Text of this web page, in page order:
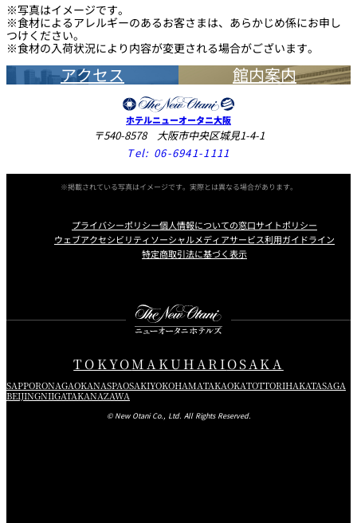
※写真はイメージです。
※食材によるアレルギーのあるお客さまは、あらかじめ係にお申し
つけください。
※食材の入荷状況により内容が変更される場合がございます。
アクセス 館内案内
ホテルニューオータニ大阪
〒540-8578 大阪市中央区城見1-4-1
Tel: 06-6941-1111
※掲載されている写真はイメージです。実際とは異なる場合があります。
プライバシーポリシー個人情報についての窓口サイトポリシー
ウェブアクセシビリティソーシャルメディアサービス利用ガイドライン
特定商取引法に基づく表示
TOKYOMAKUHARIOSAKA
SAPPORONAGAOKANASPAOSAKIYOKOHAMATAKAOKATOTTORIHAKATASAGA
BEIJINGNIIGATAKANAZAWA
© New Otani Co., Ltd. All Rights Reserved.